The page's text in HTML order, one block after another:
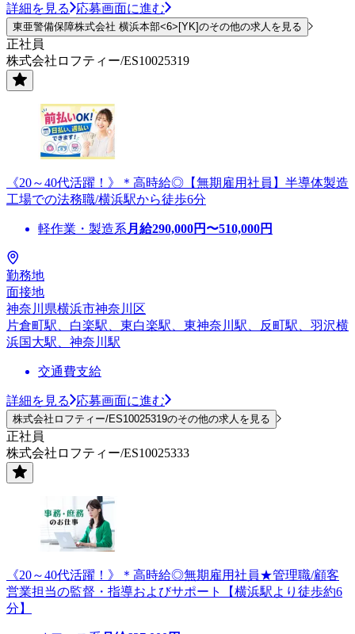
詳細を見る 応募画面に進む
東亜警備保障株式会社 横浜本部<6>[YK]のその他の求人を見る
正社員
株式会社ロフティー/ES10025319
《20～40代活躍！》＊高時給◎【無期雇用社員】半導体製造
工場での法務職/横浜駅から徒歩6分
軽作業・製造系 月給290,000円〜510,000円
勤務地
面接地
神奈川県横浜市神奈川区
片倉町駅、白楽駅、東白楽駅、東神奈川駅、反町駅、羽沢横
浜国大駅、神奈川駅
交通費支給
詳細を見る 応募画面に進む
株式会社ロフティー/ES10025319のその他の求人を見る
正社員
株式会社ロフティー/ES10025333
《20～40代活躍！》＊高時給◎無期雇用社員★管理職/顧客
営業担当の監督・指導およびサポート【横浜駅より徒歩約6
分】